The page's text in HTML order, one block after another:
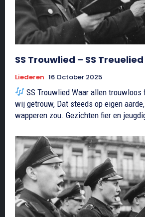
SS Trouwlied – SS Treuelied
Liederen 16 October 2025
SS Trouwlied Waar allen trouwloos
wij getrouw, Dat steeds op eigen
wapperen zou. Gezichten fier en